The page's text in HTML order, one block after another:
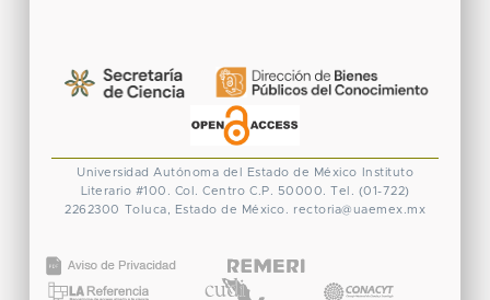
Universidad Autónoma del Estado de México
Instituto
Literario #100. Col. Centro C.P. 50000. Tel. (01-722)
2262300 Toluca, Estado de México. rectoria@uaemex.mx